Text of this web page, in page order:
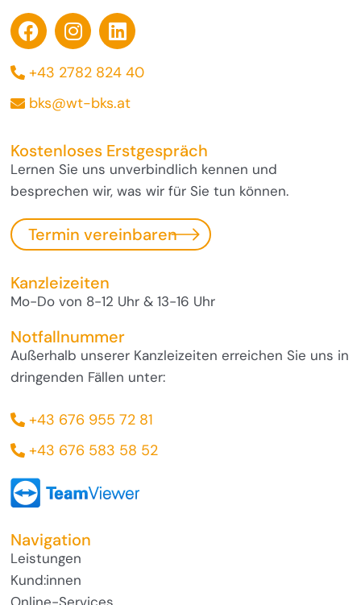
+43 2782 824 40
bks@wt-bks.at
Kostenloses Erstgespräch
Lernen Sie uns unverbindlich kennen und
besprechen wir, was wir für Sie tun können.
Termin vereinbaren
Kanzleizeiten
Mo-Do von 8-12 Uhr & 13-16 Uhr
Notfallnummer
Außerhalb unserer Kanzleizeiten erreichen Sie uns in
dringenden Fällen unter:
+43 676 955 72 81
+43 676 583 58 52
Navigation
Leistungen
Kund:innen